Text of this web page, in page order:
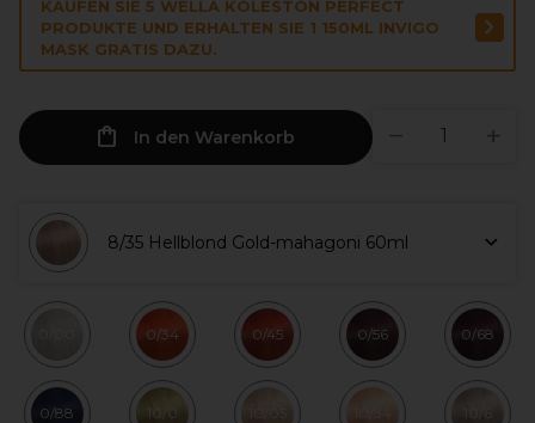
KAUFEN SIE 5 WELLA KOLESTON PERFECT
PRODUKTE UND ERHALTEN SIE 1 150ML INVIGO
MASK GRATIS DAZU.
In den Warenkorb
8/35 Hellblond Gold-mahagoni 60ml
0/34 0/45 0/56 0/68
0/88 10/0